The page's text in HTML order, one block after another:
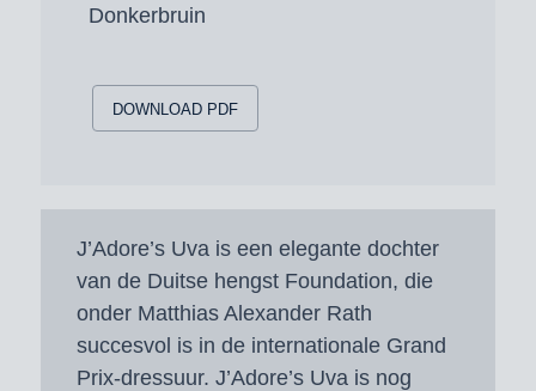
Donkerbruin
DOWNLOAD PDF
J’Adore’s Uva is een elegante dochter
van de Duitse hengst Foundation, die
onder Matthias Alexander Rath
succesvol is in de internationale Grand
Prix-dressuur. J’Adore’s Uva is nog